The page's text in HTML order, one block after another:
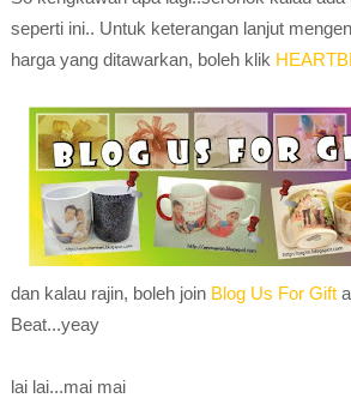
seperti ini.. Untuk keterangan lanjut
harga yang ditawarkan, boleh klik
dan kalau rajin, boleh join Blog Us For Gift
Beat...yeay
lai lai...mai mai